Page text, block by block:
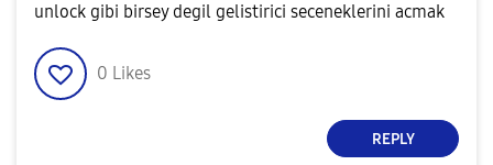
unlock gibi birsey degil gelistirici seceneklerini acmak
0 Likes
REPLY